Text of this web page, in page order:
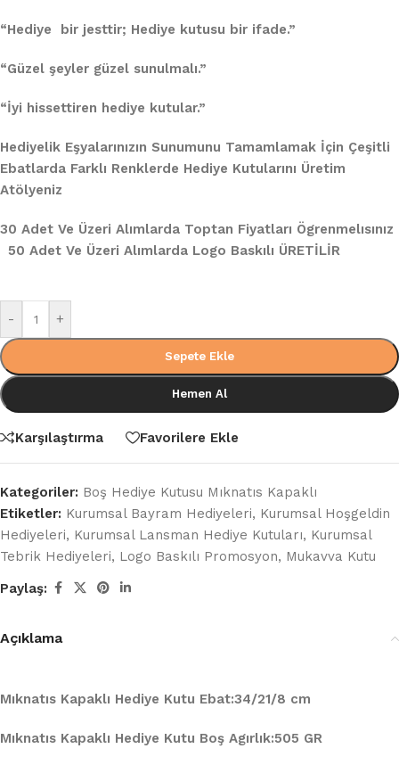
“Hediye bir jesttir; Hediye kutusu bir ifade.”
“Güzel şeyler güzel sunulmalı.”
“İyi hissettiren hediye kutular.”
Hediyelik Eşyalarınızın Sunumunu Tamamlamak İçin Çeşitli
Ebatlarda Farklı Renklerde Hediye Kutularını Üretim
Atölyeniz
30 Adet Ve Üzeri Alımlarda Toptan Fiyatları Ögrenmelısınız
50 Adet Ve Üzeri Alımlarda Logo Baskılı ÜRETİLİR
- +
Sepete Ekle
Hemen Al
Karşılaştırma Favorilere Ekle
Kategoriler: Boş Hediye Kutusu Mıknatıs Kapaklı
Etiketler: Kurumsal Bayram Hediyeleri, Kurumsal Hoşgeldin
Hediyeleri, Kurumsal Lansman Hediye Kutuları, Kurumsal
Tebrik Hediyeleri, Logo Baskılı Promosyon, Mukavva Kutu
Paylaş:
Açıklama
Mıknatıs Kapaklı Hediye Kutu Ebat:34/21/8 cm
Mıknatıs Kapaklı Hediye Kutu Boş Agırlık:505 GR